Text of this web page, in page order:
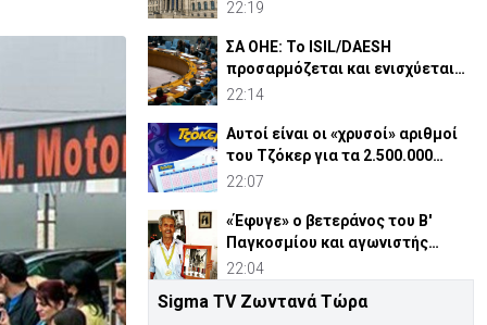
22:19
ΣΑ ΟΗΕ: Το ISIL/DAESH
προσαρμόζεται και ενισχύεται
στην Αφρική - Πώς απειλεί
22:14
Αυτοί είναι οι «χρυσοί» αριθμοί
του Τζόκερ για τα 2.500.000
ευρώ
22:07
«Έφυγε» ο βετεράνος του Β'
Παγκοσμίου και αγωνιστής
ΕΟΚΑ, Παύλος Μ. Κασάπης
22:04
«Όχι» 9 χωρών σε ισχυρισμό
Sigma TV Ζωντανά Τώρα